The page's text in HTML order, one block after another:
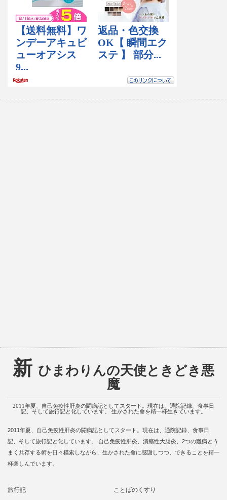
新 ひまわりんの天使ときどき悪
魔
2011年夏、自己免疫性肝炎の闘病記としてスタート。現在は、通院記録、食事日
記、そして旅行記と化しています。 生かされた命を精一杯生きています。
2011年夏、自己免疫性肝炎の闘病記としてスタート。現在は、通院記録、食事日
記、そして旅行記と化しています。 自己免疫性肝炎、潰瘍性大腸炎、2つの難病とう
まく共存する術を日々模索しながら、生かされた命に感謝しつつ、できることを精一
杯楽しんでいます。
旅行記
ことばのくすり